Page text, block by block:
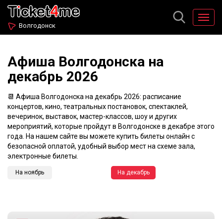
Волгодонск
Афиша Волгодонска на
декабрь 2026
📆 Афиша Волгодонска на декабрь 2026: расписание
концертов, кино, театральных постановок, спектаклей,
вечеринок, выставок, мастер-классов, шоу и других
мероприятий, которые пройдут в Волгодонске в декабре этого
года. На нашем сайте вы можете купить билеты онлайн с
безопасной оплатой, удобный выбор мест на схеме зала,
электронные билеты.
На ноябрь На декабрь